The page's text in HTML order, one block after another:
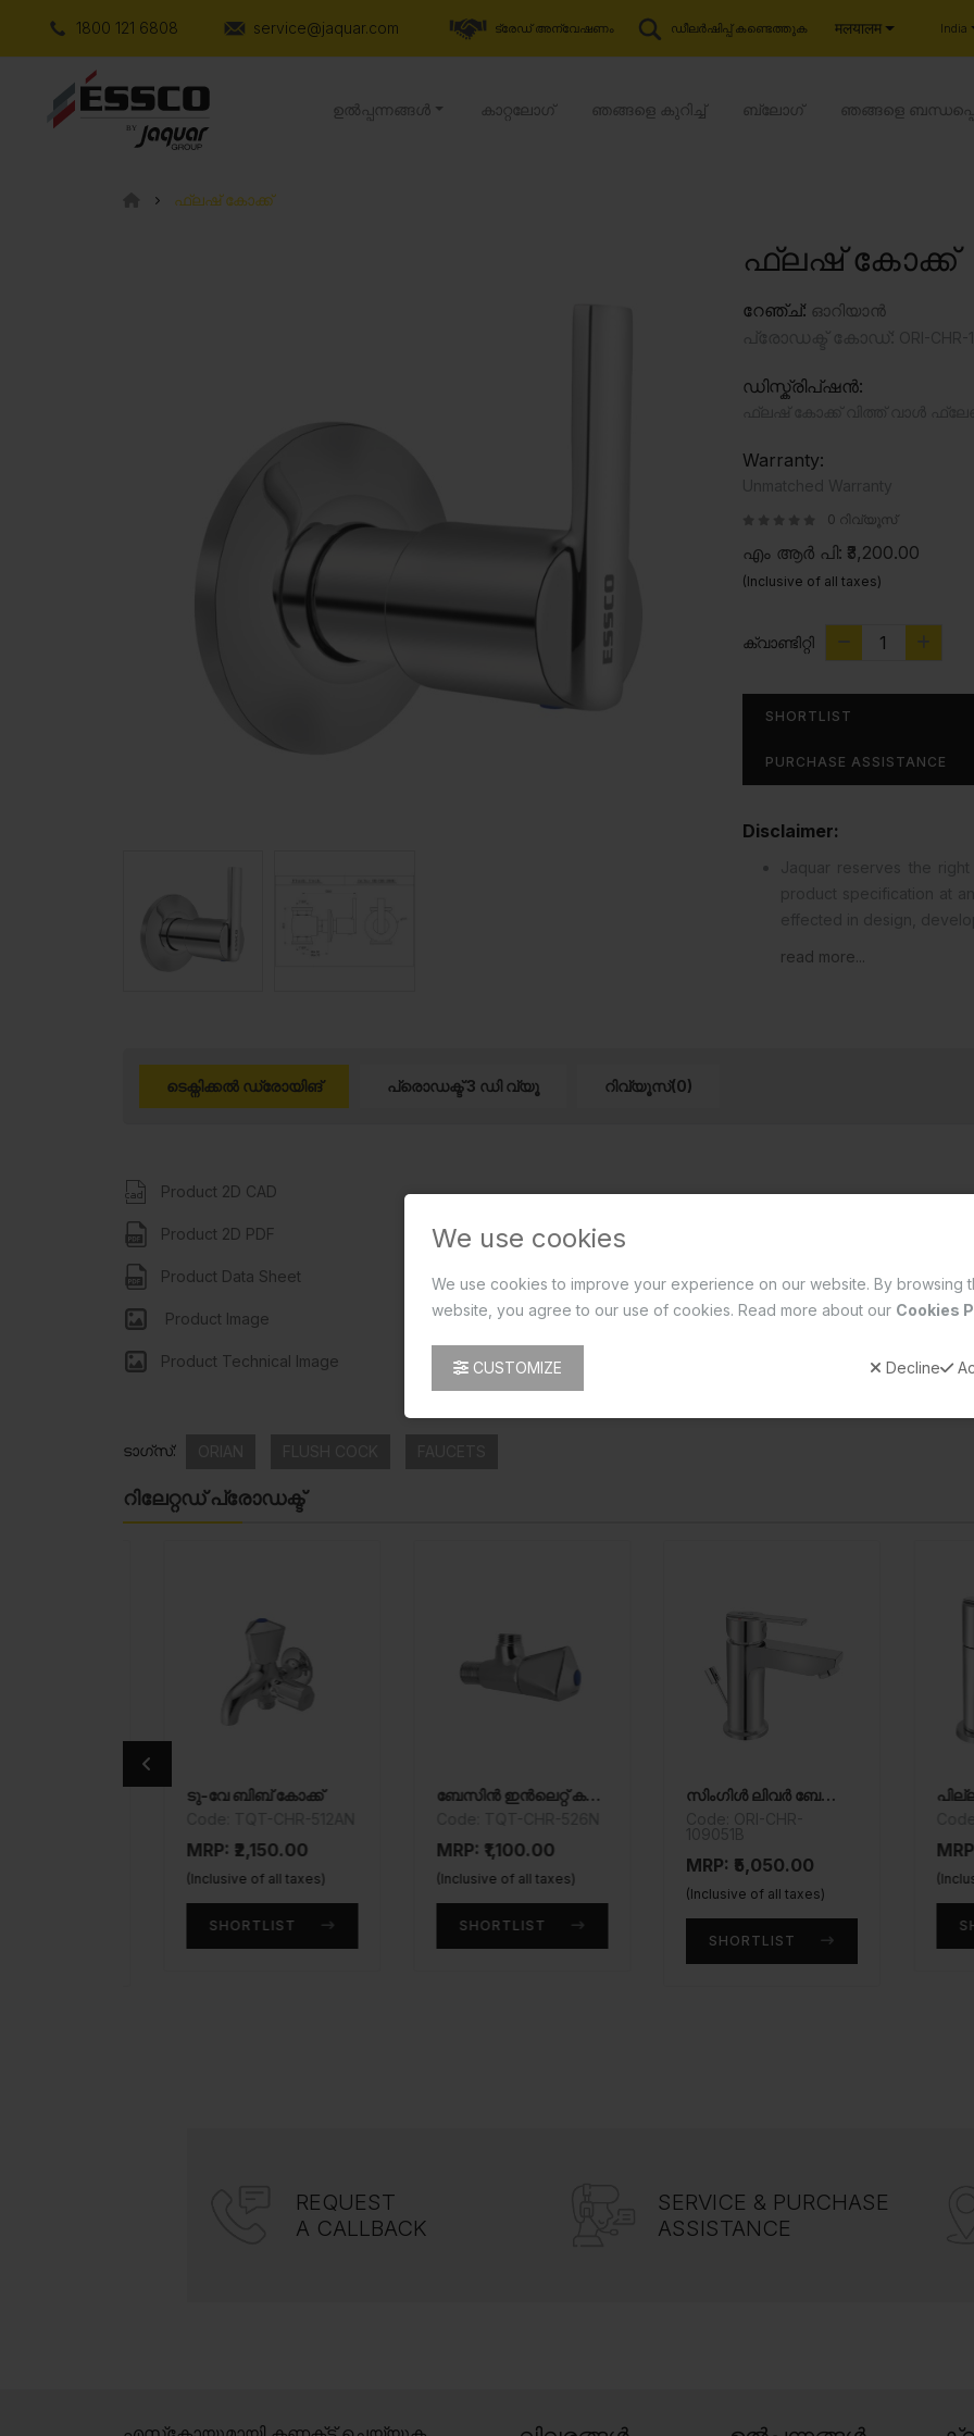
We use cookies
We use cookies to improve your experience on our website. By browsing
website, you agree to our use of cookies. Read more about our Cookies
CUSTOMIZE Decline
1800 121 6808 service@jaquar.com ട്രേഡ് അന്വേഷണം ഡീലർഷിപ്പ് കണ്ടെത്തുക मलयालम India
ഉൽപ്പന്നങ്ങൾ കാറ്റലോഗ് ഞങ്ങളെ കുറിച്ച് ബ്ലോഗ് ഞങ്ങളെ
ഫ്ലഷ് കോക്ക്
ഫ്ലഷ് കോക്ക്
റേഞ്ച്: ഓറിയാൻ
ഡിസ്ക്രിപ്ഷൻ:
Warranty:
0 റിവ്യൂസ്
എം ആർ പി: ₹3,200.00
(Inclusive of all taxes)
ക്വാണ്ടിറ്റി
SHORTLIST
PURCHASE ASSISTANCE
Disclaimer:
read more...
ടെക്നിക്കൽ ഡ്രോയിങ് പ്രൊഡക്ട് 3 ഡി വ്യൂ റിവ്യൂസ്(0)
Product 2D CAD
Product 2D PDF
Product Data Sheet
Product Image
Product Technical Image
ടാഗ്സ്:
റിലേറ്റഡ് പ്രോഡക്ട്
ടു-വേ ബിബ് കോക്ക്
MRP: ₹2,150.00
(Inclusive of all taxes)
SHORTLIST
ബേസിൻ ഇൻലെറ്റ് കണക്ഷൻ
MRP: ₹1,100.00
(Inclusive of all taxes)
SHORTLIST
സിംഗിൾ ലിവർ ബേസിൻ മിക്സർ
MRP: ₹5,050.00
(Inclusive of all taxes)
SHORTLIST
പില്ലർ
MRP:
(Inclusive
REQUEST
A CALLBACK
SERVICE & PURCHASE
ASSISTANCE